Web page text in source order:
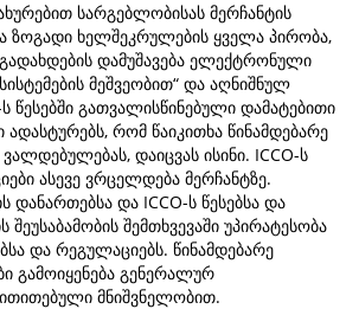
სარგებლობისას მერჩანტის
ზოგადი ხელშეკრულების ყველა პირობა,
დამუშავება ელექტრონული
მეშვეობით“ და აღნიშნულ
წესებში გათვალისწინებული დამატებითი
ადასტურებს, რომ წაიკითხა წინამდებარე
დაიცვას ისინი. ICCO-ს
ასევე ვრცელდება მერჩანტზე.
დანართებსა და ICCO-ს წესებსა და
შემთხვევაში უპირატესობა
და რეგულაციებს. წინამდებარე
გამოიყენება გენერალურ
მნიშვნელობით.